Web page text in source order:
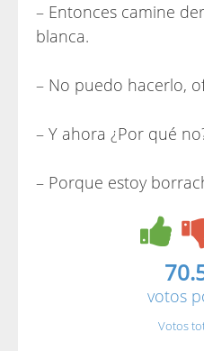
– Entonces camine
blanca.
– No puedo hacerlo,
– Y ahora ¿Por qué
– Porque estoy
votos
Votos